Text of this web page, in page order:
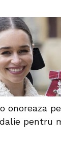
onoreaza
pentru